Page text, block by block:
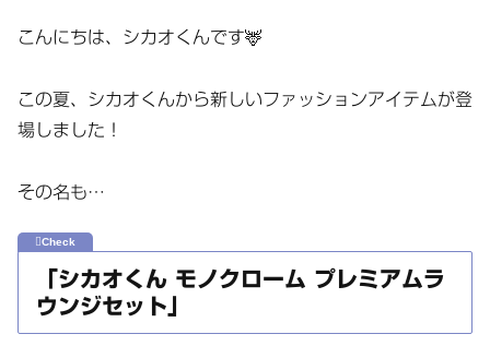
こんにちは、シカオくんです🦌
この夏、シカオくんから新しいファッションアイテムが登
場しました！
その名も…
「シカオくん モノクローム プレミアムラ
ウンジセット」